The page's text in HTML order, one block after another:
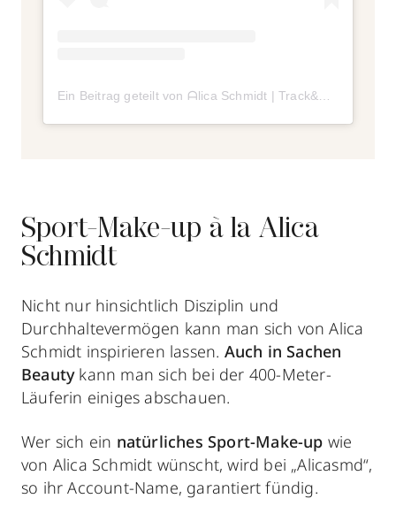
Sport-Make-up à la Alica
Schmidt
Nicht nur hinsichtlich Disziplin und
Durchhaltevermögen kann man sich von Alica
Schmidt inspirieren lassen. Auch in Sachen
Beautykann man sich bei der 400-Meter-
Läuferin einiges abschauen.
Wer sich ein natürliches Sport-Make-up wie
von Alica Schmidt wünscht, wird bei „Alicasmd“,
so ihr Account-Name, garantiert fündig.